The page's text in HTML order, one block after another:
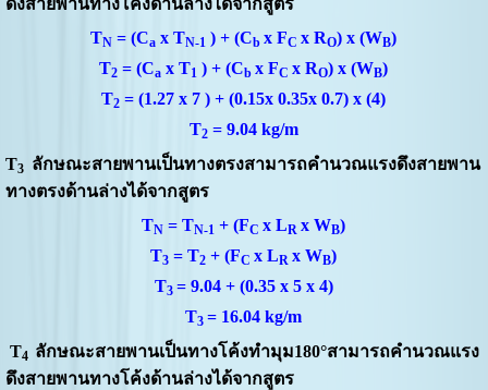
ดึงสายพานทางโค้งด้านล่างได้จากสูตร
TN = (Ca x TN-1 ) + (Cbx FCx RO) x (WB)
T2 = (Ca x T1 ) + (Cbx FCx RO) x (WB)
T2 = (1.27 x 7 ) + (0.15x 0.35x 0.7) x (4)
T2= 9.04 kg/m
T3 ลักษณะสายพานเป็นทางตรงสามารถคำนวณแรงดึงสายพาน
ทางตรงด้านล่างได้จากสูตร
TN = TN-1 + (FCx LRx WB)
T3 = T2 + (FCx LRx WB)
T3 = 9.04 + (0.35 x 5 x 4)
T3= 16.04 kg/m
T4 ลักษณะสายพานเป็นทางโค้งทำมุม180°สามารถคำนวณแรง
ดึงสายพานทางโค้งด้านล่างได้จากสูตร